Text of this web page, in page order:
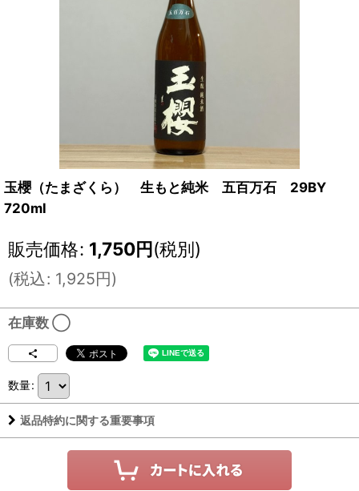
玉櫻（たまざくら） 生もと純米 五百万石 29BY
720ml
販売価格: 1,750円(税別)
(税込: 1,925円)
在庫数 ◯
数量:
返品特約に関する重要事項